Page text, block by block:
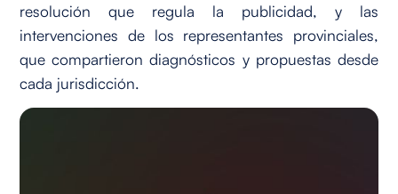
resolución que regula la publicidad, y las
intervenciones de los representantes provinciales,
que compartieron diagnósticos y propuestas desde
cada jurisdicción.